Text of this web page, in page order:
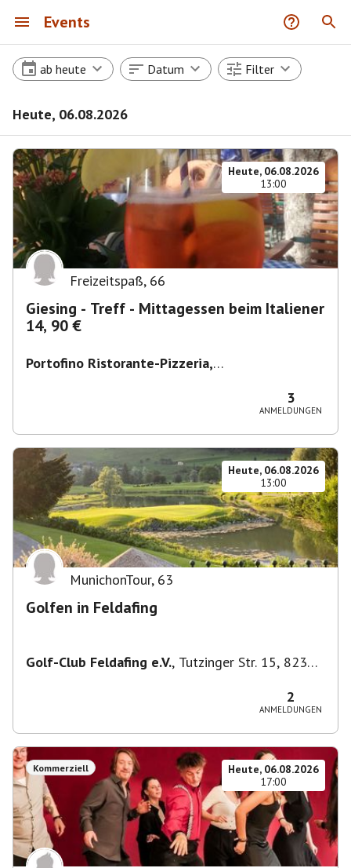
Events
ab heute Datum Filter
Heute, 06.08.2026
Heute, 06.08.2026
13:00
Freizeitspaß, 66
Giesing - Treff - Mittagessen beim Italiener
14, 90 €
Portofino Ristorante-Pizzeria,
3
ANMELDUNGEN
Heute, 06.08.2026
13:00
MunichonTour, 63
Golfen in Feldafing
Golf-Club Feldafing e.V., Tutzinger Str. 15, 82340
2
ANMELDUNGEN
Kommerziell
Heute, 06.08.2026
17:00